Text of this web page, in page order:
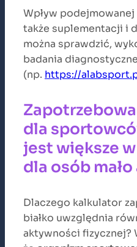
Wpływ
także suplementacji i
można sprawdzić,
badania diagnostyczne
(np. https://
dla
jest większe
dla osób
Dlaczego kalkulator
białko uwzględnia
aktywności fizycznej?